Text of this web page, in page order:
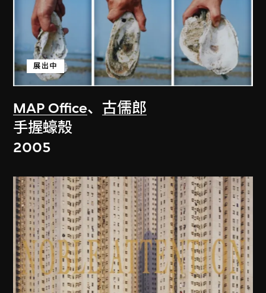
MAP Office、 古儒郎
展出中
手握蠔殼
2005